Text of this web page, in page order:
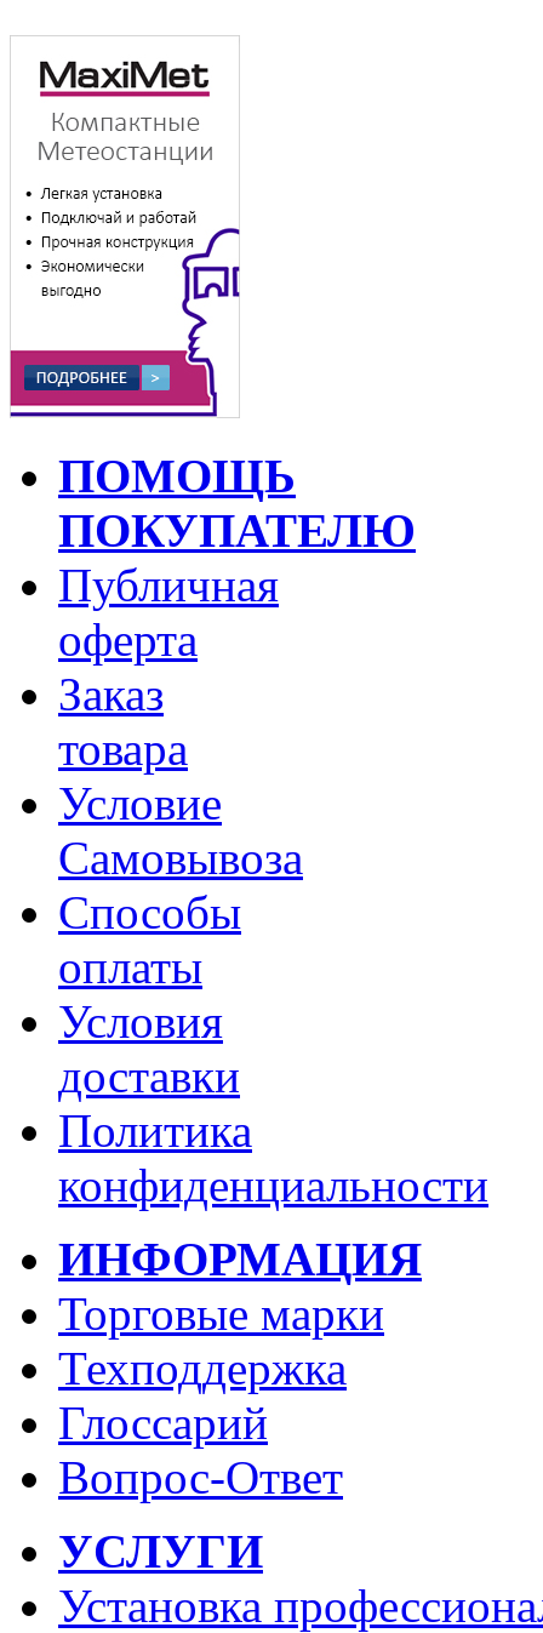
ПОМОЩЬ
ПОКУПАТЕЛЮ
Публичная
оферта
Заказ
товара
Условие
Самовывоза
Способы
оплаты
Условия
доставки
Политика
конфиденциальности
ИНФОРМАЦИЯ
Торговые марки
Техподдержка
Глоссарий
Вопрос-Ответ
УСЛУГИ
Установка